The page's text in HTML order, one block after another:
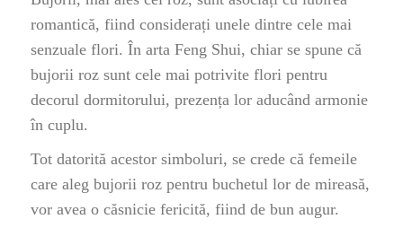
romantică, fiind considerați unele dintre cele mai
senzuale flori. În arta Feng Shui, chiar se spune că
bujorii roz sunt cele mai potrivite flori pentru
decorul dormitorului, prezența lor aducând armonie
în cuplu.
Tot datorită acestor simboluri, se crede că femeile
care aleg bujorii roz pentru buchetul lor de mireasă,
vor avea o căsnicie fericită, fiind de bun augur.